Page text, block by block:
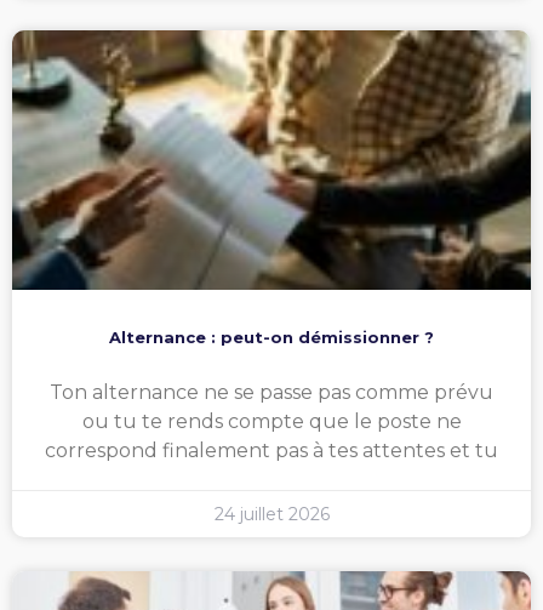
Alternance : peut-on démissionner ?
Ton alternance ne se passe pas comme prévu
ou tu te rends compte que le poste ne
correspond finalement pas à tes attentes et tu
24 juillet 2026